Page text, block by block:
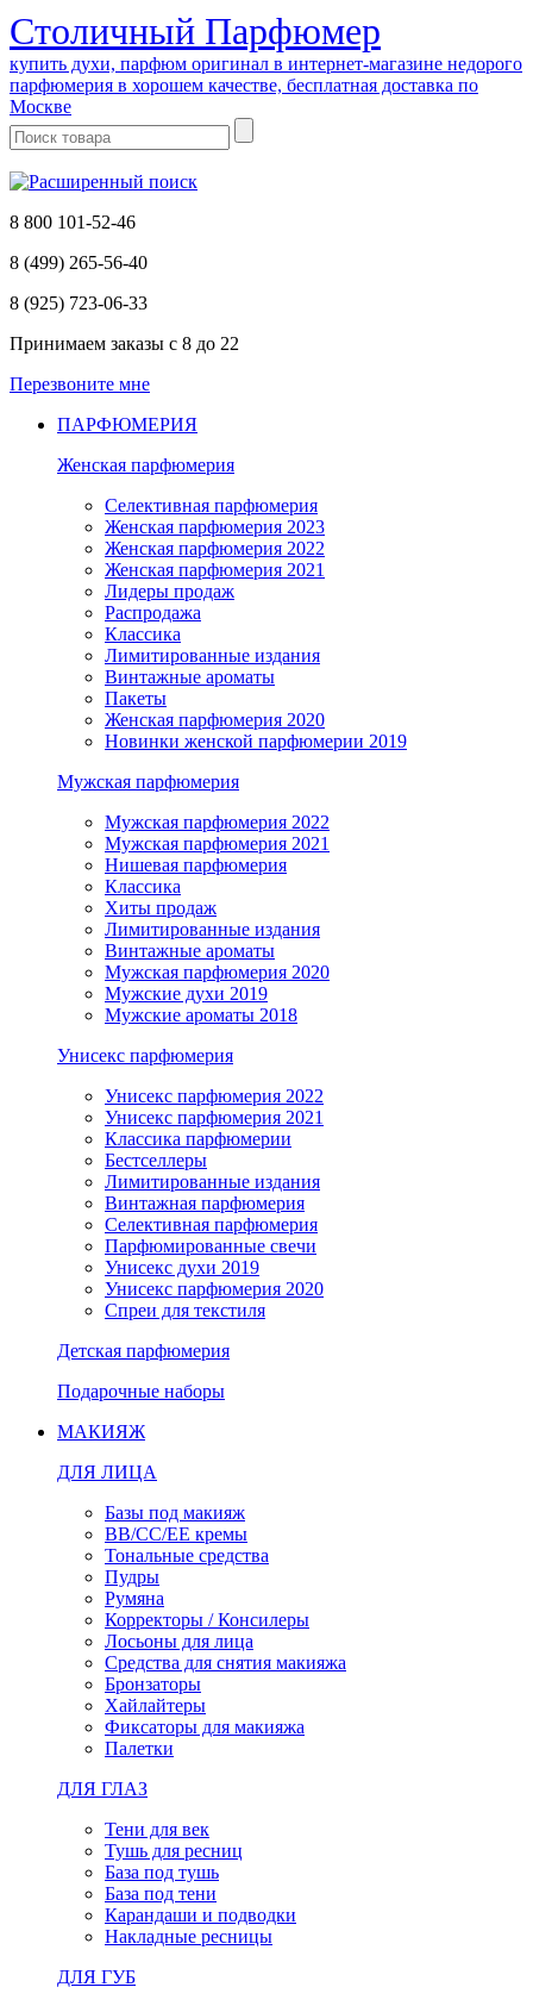
Cтоличный Парфюмер
купить духи, парфюм оригинал в интернет-магазине недорого
парфюмерия в хорошем качестве, бесплатная доставка по
Москве
8 800 101-52-46
8 (499) 265-56-40
8 (925) 723-06-33
Принимаем заказы с 8 до 22
Перезвоните мне
ПАРФЮМЕРИЯ
Женская парфюмерия
Селективная парфюмерия
Женская парфюмерия 2023
Женская парфюмерия 2022
Женская парфюмерия 2021
Лидеры продаж
Распродажа
Классика
Лимитированные издания
Винтажные ароматы
Пакеты
Женская парфюмерия 2020
Новинки женской парфюмерии 2019
Мужская парфюмерия
Мужская парфюмерия 2022
Мужская парфюмерия 2021
Нишевая парфюмерия
Классика
Хиты продаж
Лимитированные издания
Винтажные ароматы
Мужская парфюмерия 2020
Мужские духи 2019
Мужские ароматы 2018
Унисекс парфюмерия
Унисекс парфюмерия 2022
Унисекс парфюмерия 2021
Классика парфюмерии
Бестселлеры
Лимитированные издания
Винтажная парфюмерия
Селективная парфюмерия
Парфюмированные свечи
Унисекс духи 2019
Унисекс парфюмерия 2020
Спреи для текстиля
Детская парфюмерия
Подарочные наборы
МАКИЯЖ
ДЛЯ ЛИЦА
Базы под макияж
BB/CC/EE кремы
Тональные средства
Пудры
Румяна
Корректоры / Консилеры
Лосьоны для лица
Средства для снятия макияжа
Бронзаторы
Хайлайтеры
Фиксаторы для макияжа
Палетки
ДЛЯ ГЛАЗ
Тени для век
Тушь для ресниц
База под тушь
База под тени
Карандаши и подводки
Накладные ресницы
ДЛЯ ГУБ